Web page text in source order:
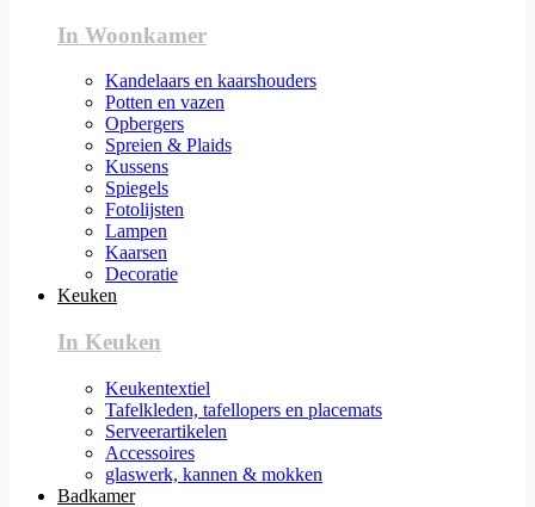
In Woonkamer
Kandelaars en kaarshouders
Potten en vazen
Opbergers
Spreien & Plaids
Kussens
Spiegels
Fotolijsten
Lampen
Kaarsen
Decoratie
Keuken
In Keuken
Keukentextiel
Tafelkleden, tafellopers en placemats
Serveerartikelen
Accessoires
glaswerk, kannen & mokken
Badkamer